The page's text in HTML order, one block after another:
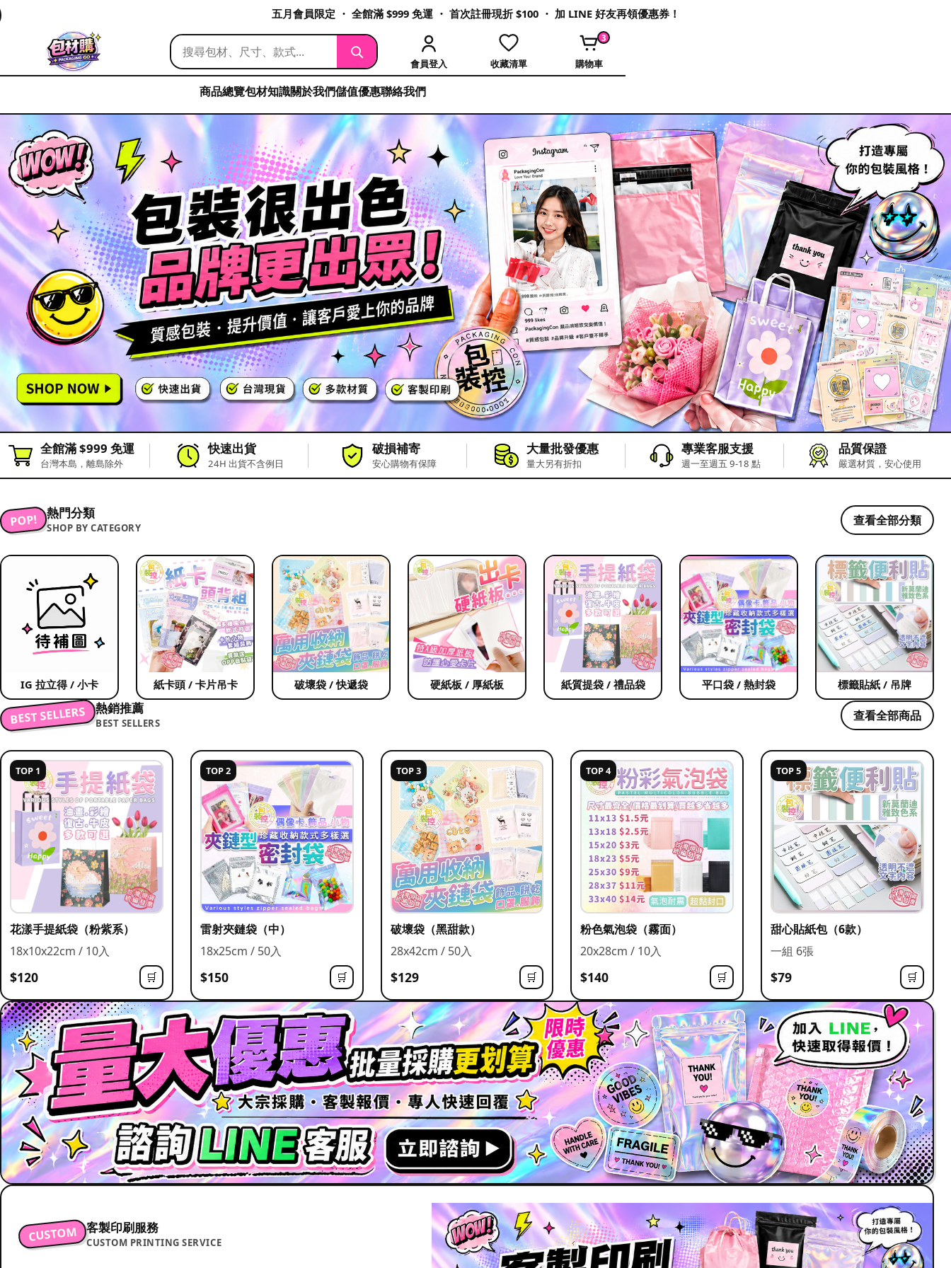
五月會員限定 ・ 全館滿 $999 免運 ・ 首次註冊現折 $100 ・ 加 LINE 好友再領優惠券！
會員登入 收藏清單
3
購物車
商品總覽包材知識關於我們儲值優惠聯絡我們
全館滿 $999 免運
台灣本島，離島除外
快速出貨
24H 出貨不含例日
破損補寄
安心購物有保障
大量批發優惠
量大另有折扣
專業客服支援
週一至週五 9-18 點
品質保證
嚴選材質，安心使用
POP! 熱門分類
SHOP BY CATEGORY
查看全部分類
IG 拉立得 / 小卡 紙卡頭 / 卡片吊卡 破壞袋 / 快遞袋 硬紙板 / 厚紙板 紙質提袋 / 禮品袋 平口袋 / 熱封袋 標籤貼紙 / 吊牌
BEST SELLERS 熱銷推薦
BEST SELLERS
查看全部商品
TOP 1
花漾手提紙袋（粉紫系）
18x10x22cm / 10入
$120 🛒
TOP 2
雷射夾鏈袋（中）
18x25cm / 50入
$150 🛒
TOP 3
破壞袋（黑甜款）
28x42cm / 50入
$129 🛒
TOP 4
粉色氣泡袋（霧面）
20x28cm / 10入
$140 🛒
TOP 5
甜心貼紙包（6款）
一組 6張
$79 🛒
CUSTOM 客製印刷服務
CUSTOM PRINTING SERVICE